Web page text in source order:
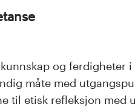
og ferdigheter
måte med
til etisk refleksjon med